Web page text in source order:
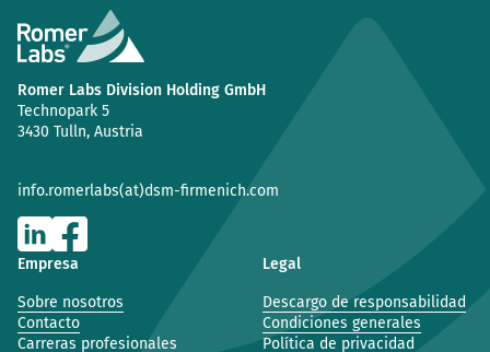
Romer Labs Division Holding GmbH
Technopark 5
3430 Tulln, Austria
info.romerlabs(at)dsm-firmenich.com
Empresa
Sobre nosotros
Contacto
Carreras profesionales
Legal
Descargo de responsabilidad
Condiciones generales
Política de privacidad